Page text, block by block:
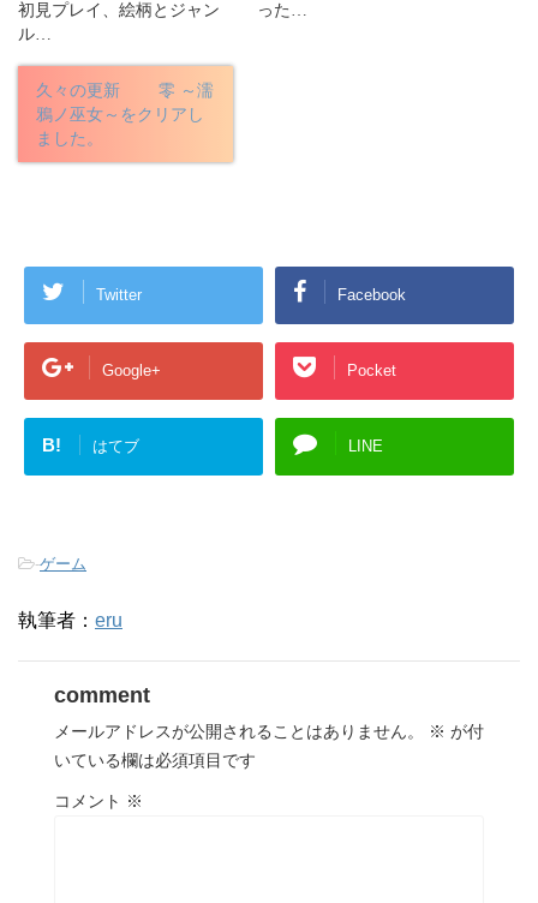
初見プレイ、絵柄とジャン
ル…
った…
久々の更新 零 ～濡
鴉ノ巫女～をクリアし
ました。
Twitter Facebook
Google+ Pocket
B! はてブ LINE
-ゲーム
執筆者： eru
comment
メールアドレスが公開されることはありません。 ※ が付
いている欄は必須項目です
コメント ※